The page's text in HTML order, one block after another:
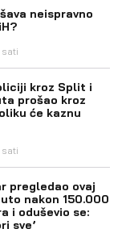
neispravno
kroz Split i
prošao kroz
će kaznu
pregledao ovaj
nakon 150.000
i oduševio se:
sve’